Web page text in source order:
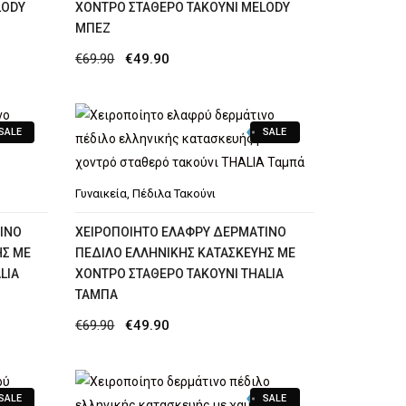
ΧΟΝΤΡΌ ΣΤΑΘΕΡΌ ΤΑΚΟΎΝΙ MELODY
ΜΠΕΖ
€69.90
Original
was:
€69.90.
€49.90
τιμή
είναι:
€49.90.
ΜΕ
SALE
Γυναικεία,Πέδιλα Τακούνι
XΕΙΡΟΠΟΊΗΤΟ ΕΛΑΦΡΎ ΔΕΡΜΆΤΙΝΟ
ΠΈΔΙΛΟ ΕΛΛΗΝΙΚΉΣ ΚΑΤΑΣΚΕΥΉΣ ΜΕ
ΧΟΝΤΡΌ ΣΤΑΘΕΡΌ ΤΑΚΟΎΝΙ THALIA
ΤΑΜΠΆ
€69.90
Original
was:
€49.90
τιμή
SALE